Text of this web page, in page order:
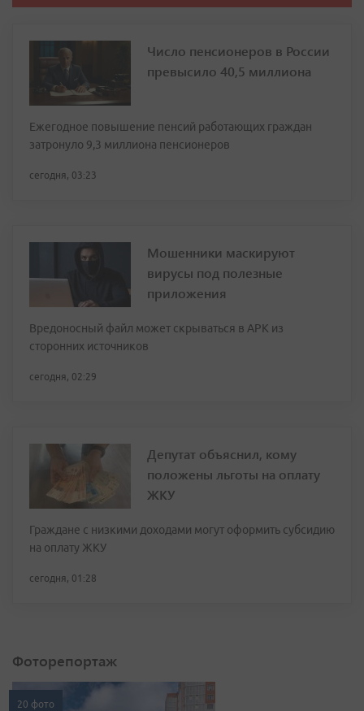
Число пенсионеров в России
превысило 40,5 миллиона
Ежегодное повышение пенсий работающих граждан
затронуло 9,3 миллиона пенсионеров
сегодня, 03:23
Мошенники маскируют
вирусы под полезные
приложения
Вредоносный файл может скрываться в APK из
сторонних источников
сегодня, 02:29
Депутат объяснил, кому
положены льготы на оплату
ЖКУ
Граждане с низкими доходами могут оформить субсидию
на оплату ЖКУ
сегодня, 01:28
Фоторепортаж
20 фото